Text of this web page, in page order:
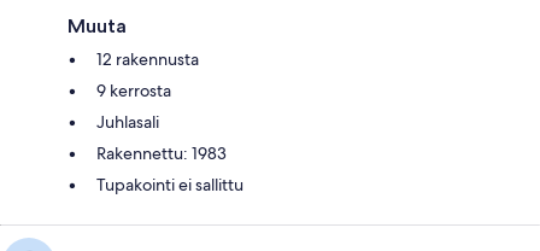
Muuta
12 rakennusta
9 kerrosta
Juhlasali
Rakennettu: 1983
Tupakointi ei sallittu